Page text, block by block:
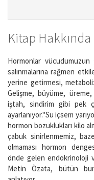
Kitap Hakkında
Hormonlar
salınmalarına rağmen
yerine getirmesi,
Gelişme, büyüme,
iştah, sindirim gibi pek
ayarlanıyor."Su içsem
hormon bozuklukları kilo
çabuk sinirlenmemiz,
olmaması hormon
önde gelen endokrinoloji
Metin Özata, bütün